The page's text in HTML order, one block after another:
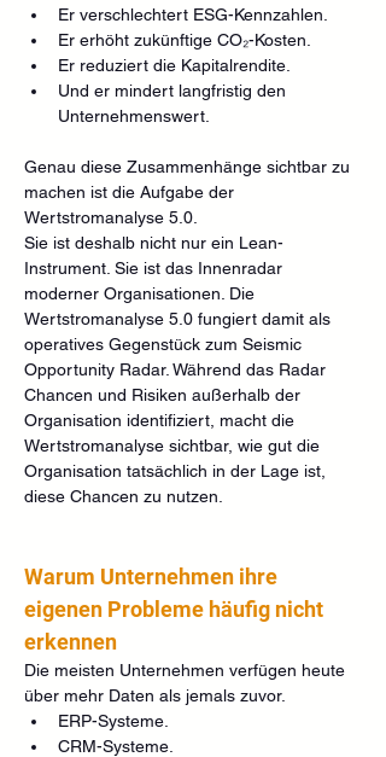
Er verschlechtert ESG-Kennzahlen.
Er erhöht zukünftige CO₂-Kosten.
Er reduziert die Kapitalrendite.
Und er mindert langfristig den
Unternehmenswert.
Genau diese Zusammenhänge sichtbar zu
machen ist die Aufgabe der
Wertstromanalyse 5.0.
Sie ist deshalb nicht nur ein Lean-
Instrument. Sie ist das Innenradar
moderner Organisationen. Die
Wertstromanalyse 5.0 fungiert damit als
operatives Gegenstück zum Seismic
Opportunity Radar. Während das Radar
Chancen und Risiken außerhalb der
Organisation identifiziert, macht die
Wertstromanalyse sichtbar, wie gut die
Organisation tatsächlich in der Lage ist,
diese Chancen zu nutzen.
Warum Unternehmen ihre
eigenen Probleme häufig nicht
erkennen
Die meisten Unternehmen verfügen heute
über mehr Daten als jemals zuvor.
ERP-Systeme.
CRM-Systeme.